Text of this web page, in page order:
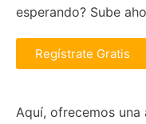
esperando? Sube
Regístrate Gratis
Aquí, ofrecemos una